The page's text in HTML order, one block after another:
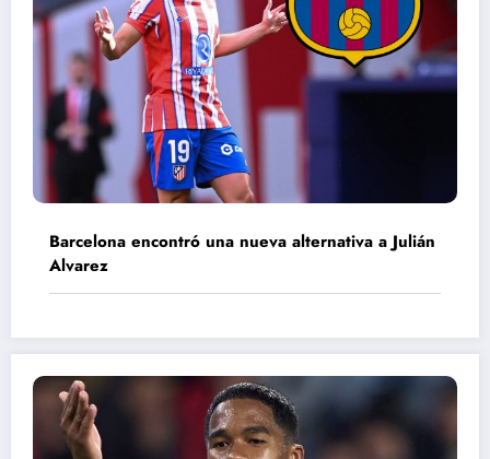
Barcelona encontró una nueva alternativa a Julián
Alvarez